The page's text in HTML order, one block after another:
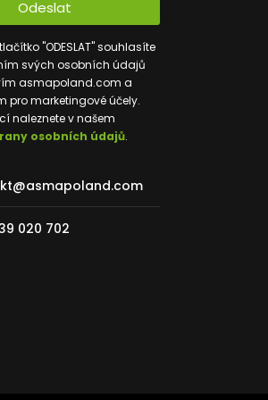
Odeslat
"ODESLAT" souhlasíte
svých osobních údajů
asmapoland.com a
pro marketingové účely.
naleznete v našem
osobních údajů.
020 702